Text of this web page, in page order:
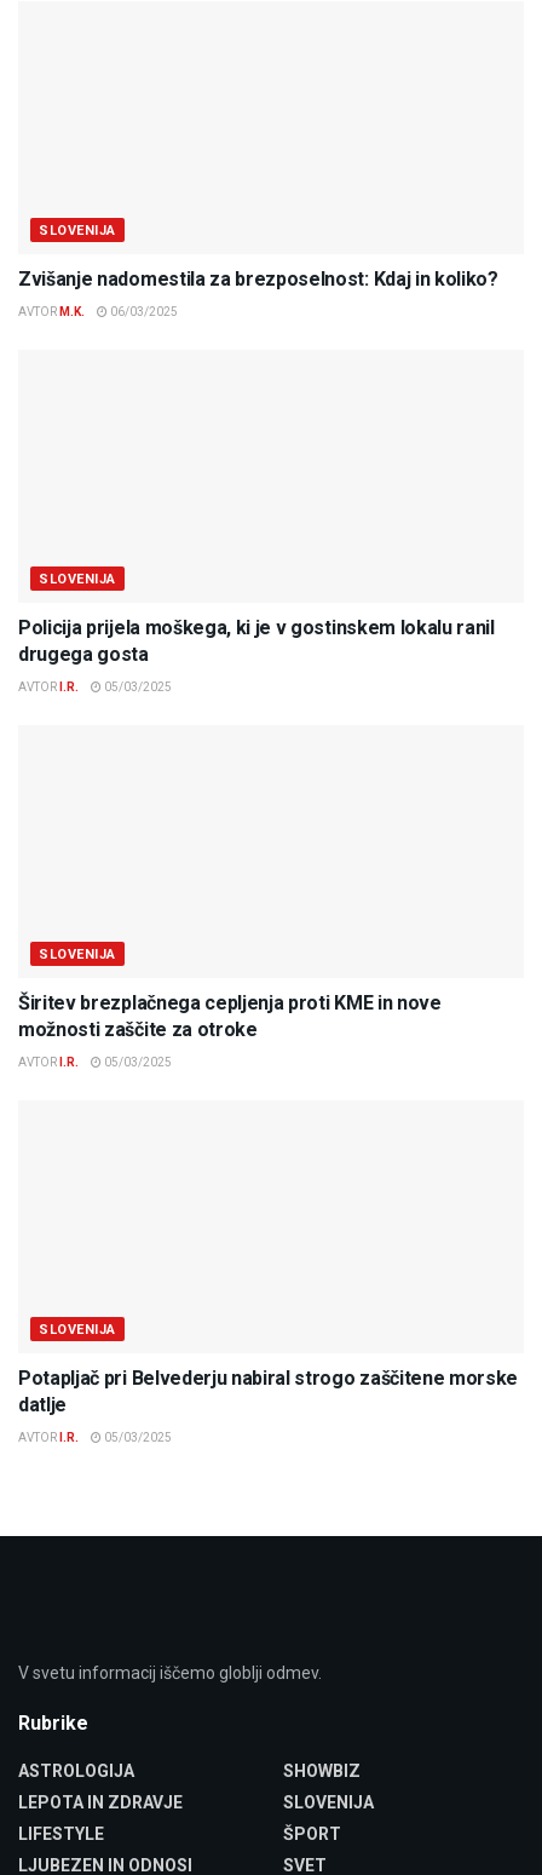
SLOVENIJA
Zvišanje nadomestila za brezposelnost: Kdaj in koliko?
AVTOR M.K. 06/03/2025
SLOVENIJA
Policija prijela moškega, ki je v gostinskem lokalu ranil
drugega gosta
AVTOR I.R. 05/03/2025
SLOVENIJA
Širitev brezplačnega cepljenja proti KME in nove
možnosti zaščite za otroke
AVTOR I.R. 05/03/2025
SLOVENIJA
Potapljač pri Belvederju nabiral strogo zaščitene morske
datlje
AVTOR I.R. 05/03/2025
V svetu informacij iščemo globlji odmev.
Rubrike
ASTROLOGIJA
LEPOTA IN ZDRAVJE
LIFESTYLE
LJUBEZEN IN ODNOSI
SHOWBIZ
SLOVENIJA
ŠPORT
SVET